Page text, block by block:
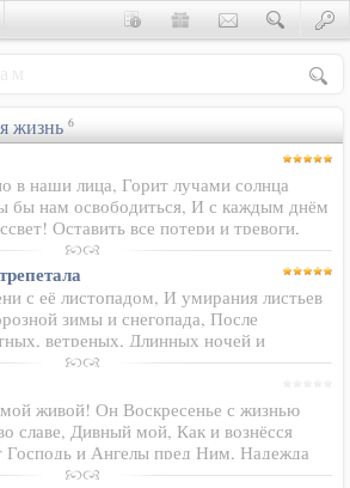
жизнь 6
в наши лица, Горит лучами солнца
бы нам освободиться, И с каждым днём
Оставить все потери и тревоги,
ветру... Отбросив спешность,
с её листопадом, И умирания листьев
зимы и снегопада, После
ветреных, Длинных ночей и
Боже, вновь и вновь Пробуждаться с
живой! Он Воскресенье с жизнью
славе, Дивный мой, Как и вознёсся
Господь и Ангелы пред Ним, Надежда
И, дай нам Бог, дождёмся, устоим...